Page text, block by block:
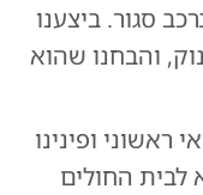
סגור. ביצענו
והבחנו שהוא
ראשוני ופינינו
לבית החולים